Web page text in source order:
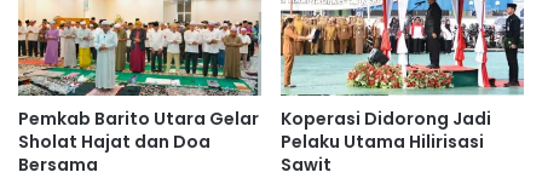
Pemkab Barito Utara Gelar
Sholat Hajat dan Doa
Bersama
Koperasi Didorong Jadi
Pelaku Utama Hilirisasi
Sawit